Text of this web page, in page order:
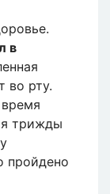
в
во рту.
я трижды
пройдено